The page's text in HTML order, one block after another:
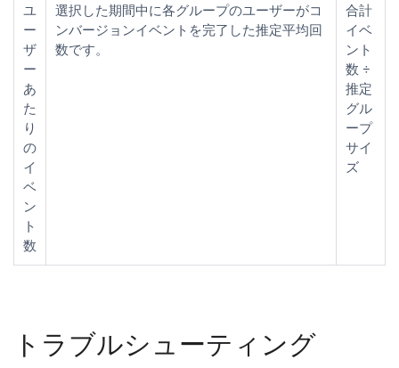
ユ
ー
ザ
ー
あ
た
り
の
イ
ベ
ン
ト
数
選択した期間中に各グループのユーザーがコ
ンバージョンイベントを完了した推定平均回
数です。
合計
イベ
ント
数 ÷
推定
グル
ープ
サイ
ズ
トラブルシューティング